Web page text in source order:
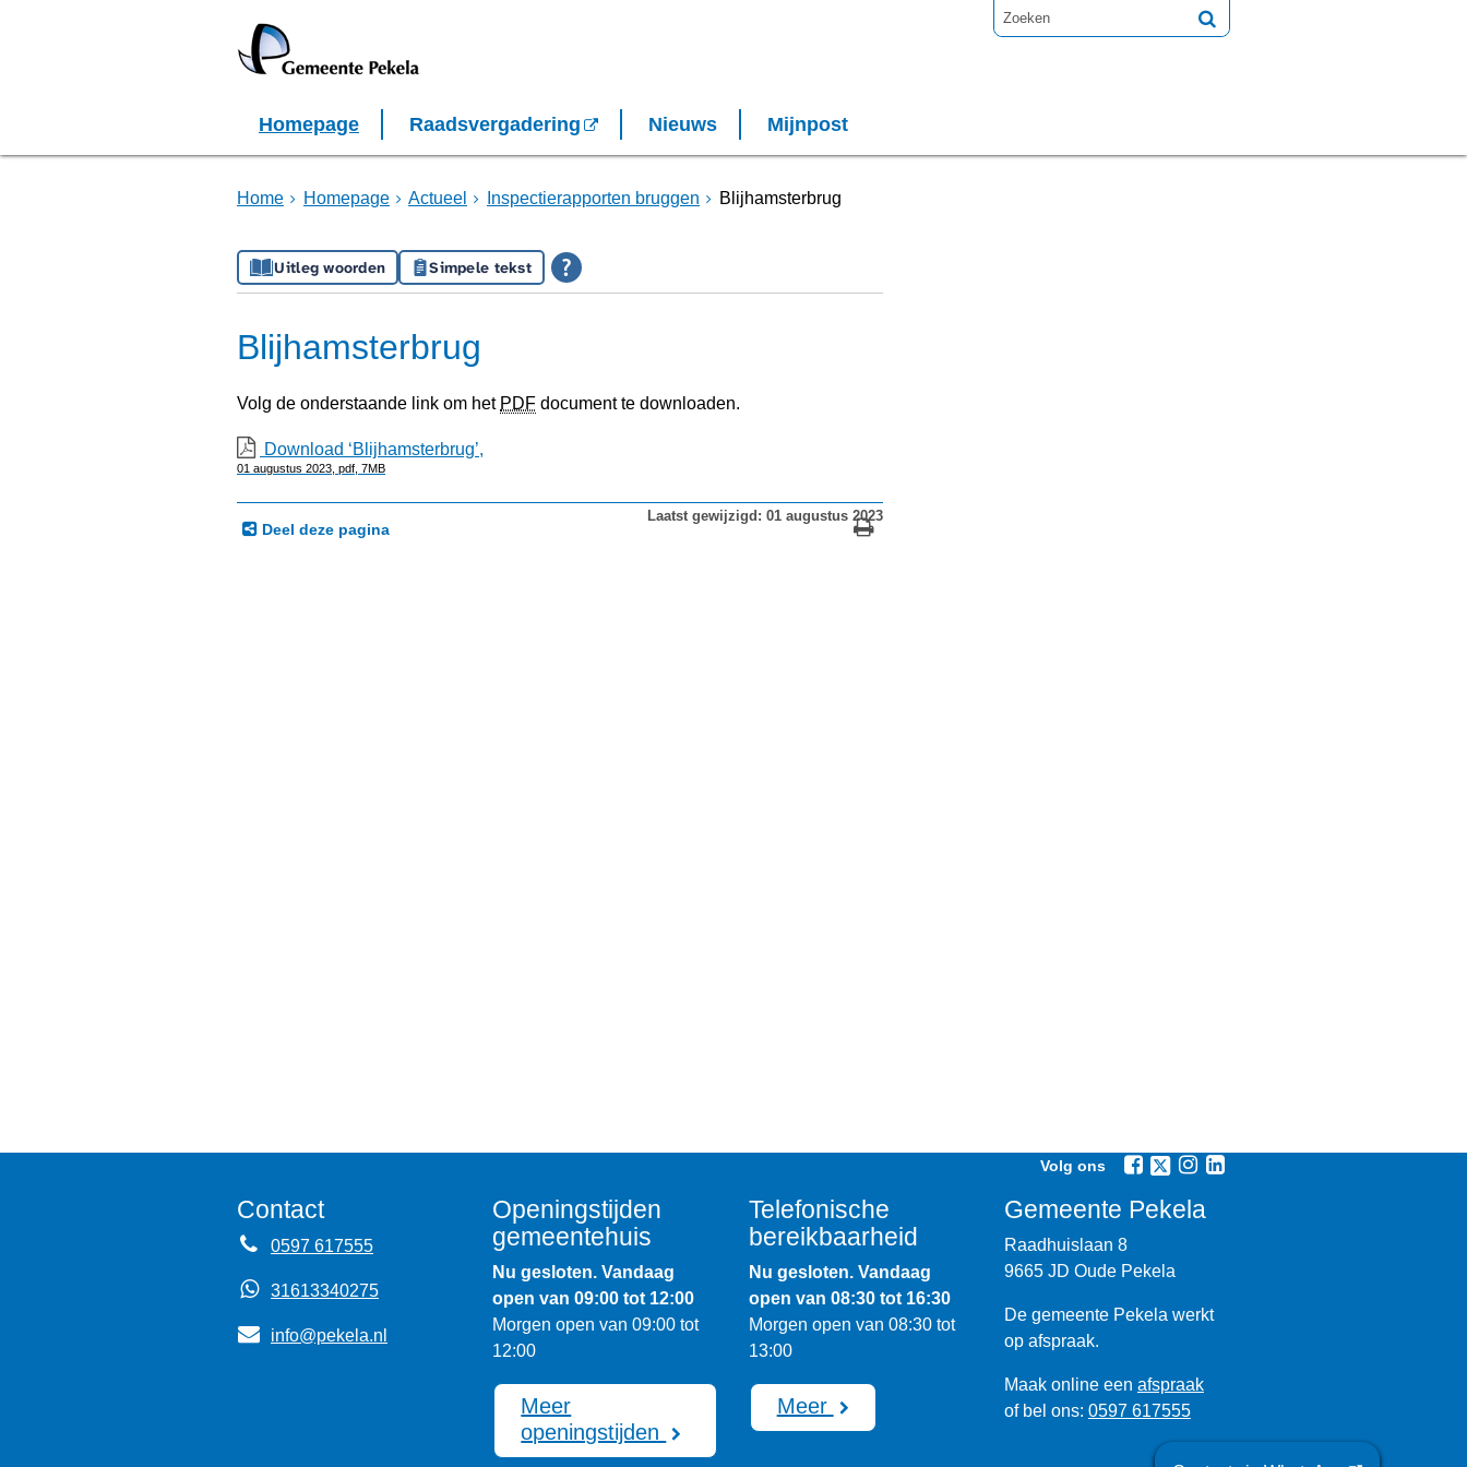
Homepage Raadsvergadering Nieuws Mijnpost
Home Homepage Actueel Inspectierapporten bruggen Blijhamsterbrug
Uitleg woorden Simpele tekst
Blijhamsterbrug
Volg de onderstaande link om het PDF document te downloaden.
Download ‘Blijhamsterbrug’,
01 augustus 2023, pdf , 7MB
Deel deze pagina
Laatst gewijzigd: 01 augustus 2023
Volg ons
Contact
0597 617555
31613340275
info@pekela.nl
Openingstijden
gemeentehuis
Nu gesloten. Vandaag
open van 09:00 tot 12:00
Morgen open van 09:00 tot
12:00
Meer
openingstijden
Telefonische
bereikbaarheid
Nu gesloten. Vandaag
open van 08:30 tot 16:30
Morgen open van 08:30 tot
13:00
Meer
Gemeente Pekela
Raadhuislaan 8
9665 JD Oude Pekela
De gemeente Pekela werkt
op afspraak.
Maak online een afspraak
of bel ons: 0597 617555